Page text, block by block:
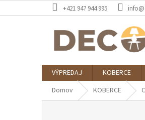
na
+421 947 944 995
VÝPREDAJ KOBERCE
Domov
KOBERCE